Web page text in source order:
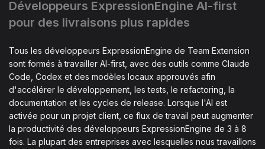
Développeurs ExpressionEngine AI-first
pour des livraisons plus rapides
Tous les développeurs ExpressionEngine de Team Extension
sont formés à travailler AI-first, avec des outils comme Claude
Code, Codex et des modèles locaux approuvés afin
d'accélérer le développement, les tests, le refactoring, la
documentation et les cycles de release. Lorsque l'AI est
activée pour un projet client, ce flux de travail peut augmenter
la productivité des développeurs ExpressionEngine de 3 à 8
fois. La plupart des entreprises avec lesquelles nous travaillons